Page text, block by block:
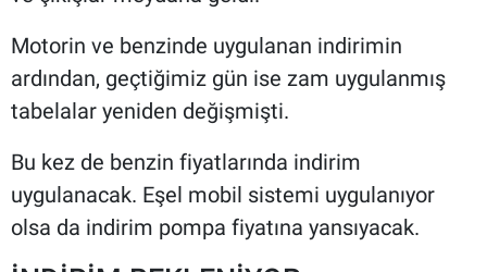
Motorin ve benzinde uygulanan indirimin
ardından, geçtiğimiz gün ise zam uygulanmış
tabelalar yeniden değişmişti.
Bu kez de benzin fiyatlarında indirim
uygulanacak. Eşel mobil sistemi uygulanıyor
olsa da indirim pompa fiyatına yansıyacak.